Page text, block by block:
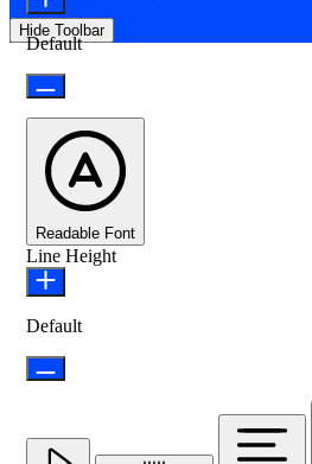
Hide Toolbar
Default
Readable Font
Line Height
Default